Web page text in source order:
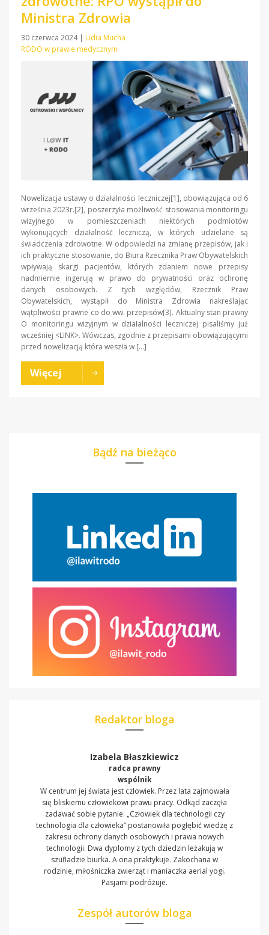
Ministra Zdrowia
30 czerwca 2024 | Lidia Mucha
RODO w prawie medycznym
Nowelizacja ustawy o działalności leczniczej[1], obowiązująca od 6
września 2023r.[2], poszerzyła możliwość stosowania monitoringu
wizyjnego w pomieszczeniach niektórych podmiotów
wykonujących działalność leczniczą, w których udzielane są
świadczenia zdrowotne. W odpowiedzi na zmianę przepisów, jak i
ich praktyczne stosowanie, do Biura Rzecznika Praw Obywatelskich
wpływają skargi pacjentów, których zdaniem nowe przepisy
nadmiernie ingerują w prawo do prywatności oraz ochronę
danych osobowych. Z tych względów, Rzecznik Praw
Obywatelskich, wystąpił do Ministra Zdrowia nakreślając
wątpliwości prawne co do ww. przepisów[3]. Aktualny stan prawny
O monitoringu wizyjnym w działalności leczniczej pisaliśmy już
wcześniej <LINK>. Wówczas, zgodnie z przepisami obowiązującymi
przed nowelizacją która weszła w […]
Więcej
Bądź na bieżąco
Redaktor bloga
Izabela Błaszkiewicz
radca prawny
wspólnik
W centrum jej świata jest człowiek. Przez lata zajmowała
się bliskiemu człowiekowi prawu pracy. Odkąd zaczęła
zadawać sobie pytanie: „Człowiek dla technologii czy
technologia dla człowieka” postanowiła pogłębić wiedzę z
zakresu ochrony danych osobowych i prawa nowych
technologii. Dwa dyplomy z tych dziedzin leżakują w
szufladzie biurka. A ona praktykuje. Zakochana w
rodzinie, miłośniczka zwierząt i maniaczka aerial yogi.
Pasjami podróżuje.
Zespół autorów bloga